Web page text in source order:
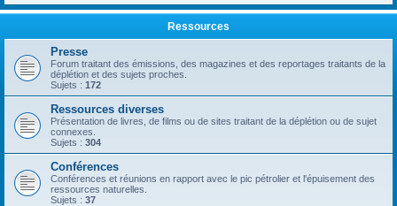
Ressources
Presse
Forum traitant des émissions, des magazines et des reportages traitants de la
déplétion et des sujets proches.
Sujets : 172
Ressources diverses
Présentation de livres, de films ou de sites traitant de la déplétion ou de sujet
connexes.
Sujets : 304
Conférences
Conférences et réunions en rapport avec le pic pétrolier et l'épuisement des
ressources naturelles.
Sujets : 37